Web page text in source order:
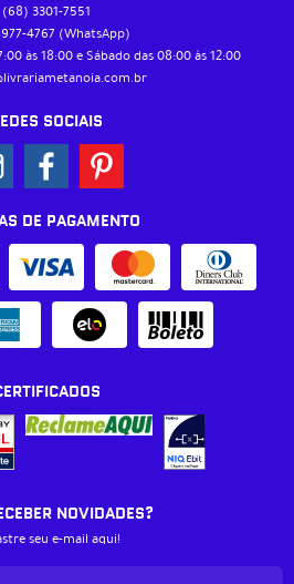
(68) 3301-7551
4767 (WhatsApp)
às 18:00 e Sábado das 08:00 às 12:00
SOCIAIS
DE PAGAMENTO
NOVIDADES?
seu e-mail aqui!